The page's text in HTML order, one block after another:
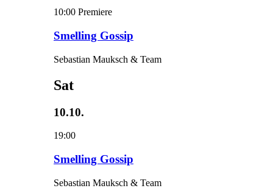
10:00 Premiere
Smelling Gossip
Sebastian Mauksch & Team
Sat
10.10.
19:00
Smelling Gossip
Sebastian Mauksch & Team